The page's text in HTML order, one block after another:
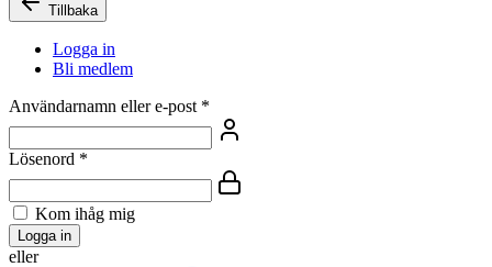
Tillbaka
Logga in
Bli medlem
Användarnamn eller e-post *
Lösenord *
Kom ihåg mig
Logga in
eller